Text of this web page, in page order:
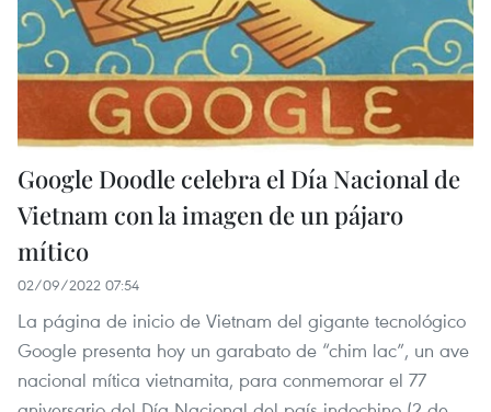
Google Doodle celebra el Día Nacional de
Vietnam con la imagen de un pájaro
mítico
02/09/2022 07:54
La página de inicio de Vietnam del gigante tecnológico
Google presenta hoy un garabato de “chim lac”, un ave
nacional mítica vietnamita, para conmemorar el 77